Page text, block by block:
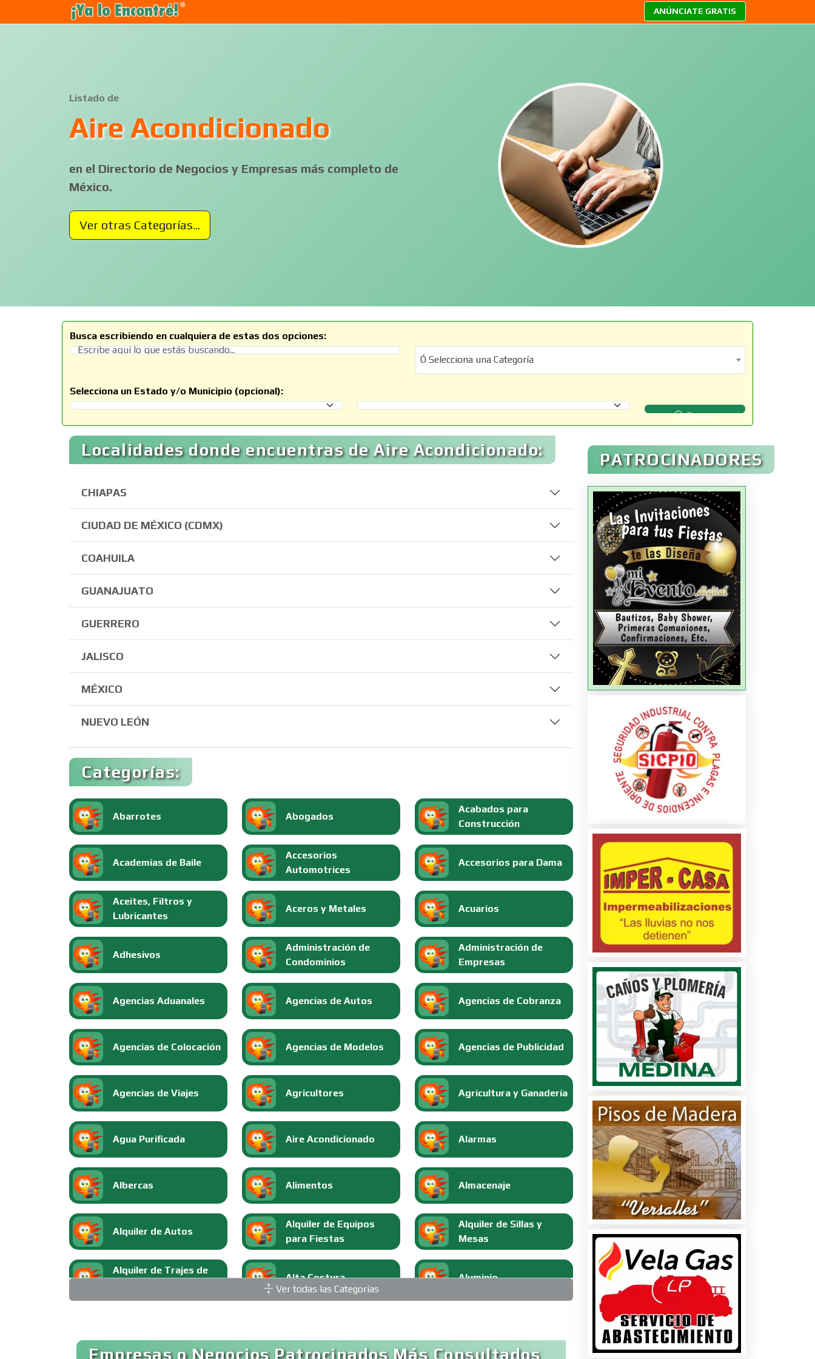
ANÚNCIATE GRATIS
Listado de
Aire Acondicionado
en el Directorio de Negocios y Empresas más completo de
México.
Ver otras Categorías...
Busca escribiendo en cualquiera de estas dos opciones:
Ó Selecciona una Categoría
Ó Selecciona una Categoría
Selecciona un Estado y/o Municipio (opcional):
Selecciona un Estado
Selecciona un Municipio
Buscar
Localidades donde encuentras de Aire Acondicionado:
CHIAPAS
CIUDAD DE MÉXICO (CDMX)
COAHUILA
GUANAJUATO
GUERRERO
JALISCO
MÉXICO
NUEVO LEÓN
Categorías:
Abarrotes Abogados
Acabados para
Construcción
Academias de Baile
Accesorios
Automotrices
Accesorios para Dama
Aceites, Filtros y
Lubricantes
Aceros y Metales Acuarios
Adhesivos
Administración de
Condominios
Administración de
Empresas
Agencias Aduanales Agencias de Autos Agencias de Cobranza
Agencias de Colocación Agencias de Modelos Agencias de Publicidad
Agencias de Viajes Agricultores Agricultura y Ganadería
Agua Purificada Aire Acondicionado Alarmas
Albercas Alimentos Almacenaje
Alquiler de Autos
Alquiler de Equipos
para Fiestas
Alquiler de Sillas y
Mesas
Alquiler de Trajes de
Alta Costura Aluminio
Ver todas las Categorías
Empresas o Negocios Patrocinados Más Consultados
PATROCINADORES